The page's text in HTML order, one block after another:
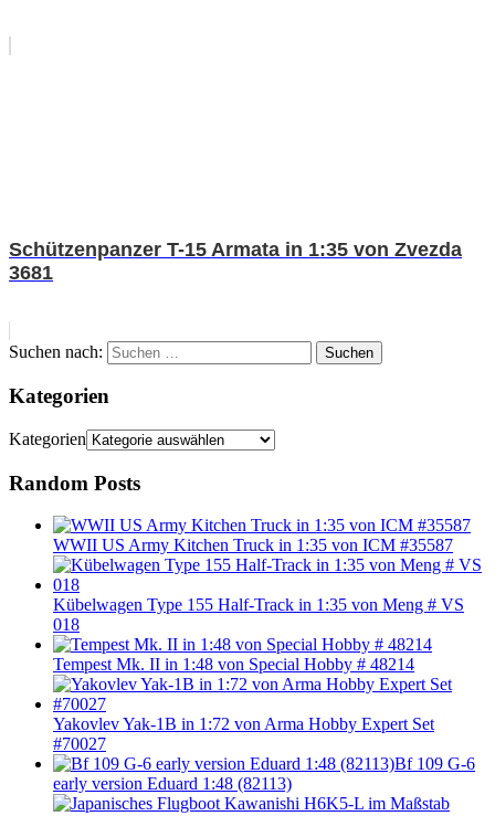
Schützenpanzer T-15 Armata in 1:35 von Zvezda
3681
Suchen nach: Suchen
Kategorien
Kategorien
Random Posts
WWII US Army Kitchen Truck in 1:35 von ICM #35587
Kübelwagen Type 155 Half-Track in 1:35 von Meng # VS
018
Tempest Mk. II in 1:48 von Special Hobby # 48214
Yakovlev Yak-1B in 1:72 von Arma Hobby Expert Set
#70027
Bf 109 G-6
early version Eduard 1:48 (82113)